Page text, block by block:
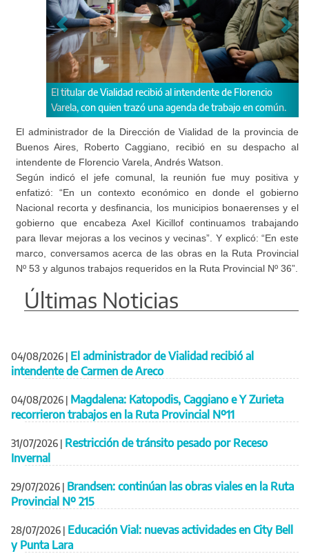
de Vialidad recibió al intendente de Florencio
con quien trazó una agenda de trabajo en común.
“En un contexto
recorta y
trabajando para
indicó Watson.
El administrador de la Dirección de Vialidad de la provincia de
Buenos Aires, Roberto Caggiano, recibió en su despacho al
intendente de Florencio Varela, Andrés Watson.
Según indicó el jefe comunal, la reunión fue muy positiva y
enfatizó: “En un contexto económico en donde el gobierno
Nacional recorta y desfinancia, los municipios bonaerenses y el
gobierno que encabeza Axel Kicillof continuamos trabajando
para llevar mejoras a los vecinos y vecinas”. Y explicó: “En este
marco, conversamos acerca de las obras en la Ruta Provincial
Nº 53 y algunos trabajos requeridos en la Ruta Provincial Nº 36”.
Últimas Noticias
04/08/2026 | El administrador de Vialidad recibió al
intendente de Carmen de Areco
04/08/2026 | Magdalena: Katopodis, Caggiano e Y Zurieta
recorrieron trabajos en la Ruta Provincial Nº11
31/07/2026 | Restricción de tránsito pesado por Receso
Invernal
29/07/2026 | Brandsen: continúan las obras viales en la Ruta
Provincial Nº 215
28/07/2026 | Educación Vial: nuevas actividades en City Bell
y Punta Lara